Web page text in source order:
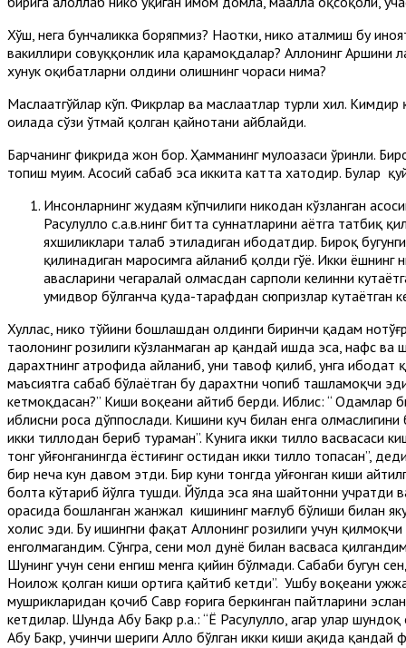
Хўш, нега бунчаликка боряпмиз? Наҳотки, никоҳ аталмиш бу
вакиллири совуққонлик ила қарамоқдалар? Аллоҳнинг Аршини
хунук оқибатларни олдини олишнинг чораси нима?
Маслаҳатгўйлар кўп. Фикрлар ва маслаҳатлар турли хил.
оилада сўзи ўтмай қолган қайнотани айблайди.
Барчанинг фикрида жон бор. Ҳамманинг мулоҳазаси ўринли.
топиш муҳим. Асосий сабаб эса иккита катта хатодир. Булар
Инсонларнинг жудаям кўпчилиги никоҳдан кўзланган
Расулуллоҳ с.а.в.нинг битта суннатларини ҳаётга
яхшиликлари талаб этиладиган ибодатдир. Бироқ
қилинадиган маросимга айланиб қолди гўё. Икки ёшнинг
ҳавасларини чегаралай олмасдан сарполи келинни
умидвор бўлганча қуда-тарафдан сюпризлар кутаётган
Хуллас, никоҳ тўйини бошлашдан олдинги биринчи қадам
таолонинг розилиги кўзланмаган ҳар қандай ишда эса, нафс
дарахтнинг атрофида айланиб, уни тавоф қилиб, унга ибодат
маъсиятга сабаб бўлаётган бу дарахтни чопиб ташламоқчи
кетмоқдасан?” Киши воқеани айтиб берди. Иблис: “ Одамлар
иблисни роса дўппослади. Кишини куч билан енга олмаслигини
икки тиллодан бериб тураман”. Кунига икки тилло васвасаси
тонг уйғонганингда ёстиғинг остидан икки тилло топасан”,
бир неча кун давом этди. Бир куни тонгда уйғонган киши
болта кўтариб йўлга тушди. Йўлда эса яна шайтонни учратди
орасида бошланган жанжал кишининг мағлуб бўлиши билан
холис эди. Бу ишингни фақат Аллоҳнинг розилиги учун
енголмагандим. Сўнгра, сени мол дунё билан васваса
Шунинг учун сени енгиш менга қийин бўлмади. Сабаби бугун
Ноилож қолган киши ортига қайтиб кетди”. Ушбу воқеани
мушрикларидан қочиб Савр ғорига беркинган пайтларини
кетдилар. Шунда Абу Бакр р.а.: “Ё Расулуллоҳ, агар улар
Абу Бакр, учинчи шериги Аллоҳ бўлган икки киши ҳақида қандай